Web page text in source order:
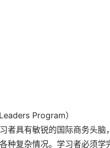
Leaders Program）
者具有敏锐的国际商务头
种复杂情况。学习者必须